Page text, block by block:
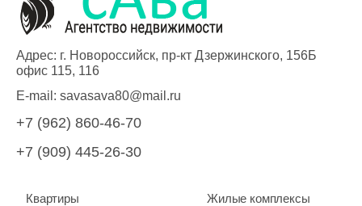
Адрес: г. Новороссийск, пр-кт Дзержинского, 156Б
офис 115, 116
E-mail: savasava80@mail.ru
+7 (962) 860-46-70
+7 (909) 445-26-30
Квартиры
Жилые комплексы